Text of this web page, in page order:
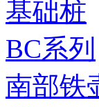
基础桩
BC系列
南部铁